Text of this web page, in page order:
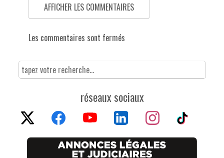
AFFICHER LES COMMENTAIRES
Les commentaires sont fermés
réseaux sociaux